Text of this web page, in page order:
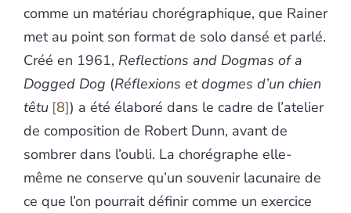
comme un matériau chorégraphique, que Rainer
met au point son format de solo dansé et parlé.
Créé en 1961, Reflections and Dogmas of a
Dogged Dog (Réflexions et dogmes d’un chien
têtu 8 ) a été élaboré dans le cadre de l’atelier
de composition de Robert Dunn, avant de
sombrer dans l’oubli. La chorégraphe elle-
même ne conserve qu’un souvenir lacunaire de
ce que l’on pourrait définir comme un exercice